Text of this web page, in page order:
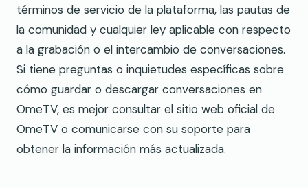
términos de servicio de la plataforma, las pautas de
la comunidad y cualquier ley aplicable con respecto
a la grabación o el intercambio de conversaciones.
Si tiene preguntas o inquietudes específicas sobre
cómo guardar o descargar conversaciones en
OmeTV, es mejor consultar el sitio web oficial de
OmeTV o comunicarse con su soporte para
obtener la información más actualizada.